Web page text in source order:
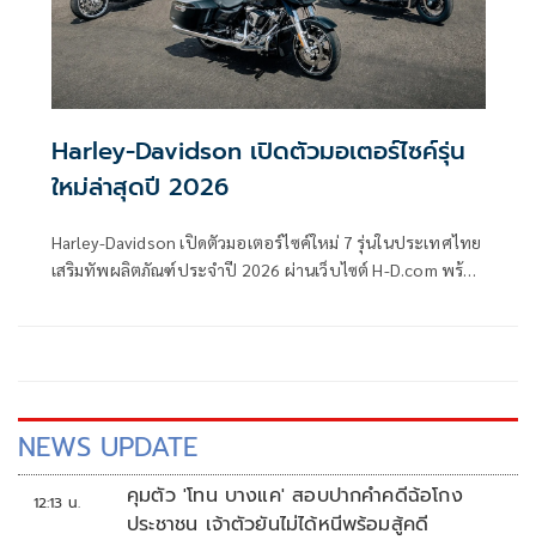
Harley-Davidson เปิดตัวมอเตอร์ไซค์รุ่น
ใหม่ล่าสุดปี 2026
Harley-Davidson เปิดตัวมอเตอร์ไซค์ใหม่ 7 รุ่นในประเทศไทย
เสริมทัพผลิตภัณฑ์ประจำปี 2026 ผ่านเว็บไซต์ H-D.com พร้อม
NEWS UPDATE
12:13 น.
คุมตัว 'โทน บางแค' สอบปากคำคดีฉ้อโกง
ประชาชน เจ้าตัวยันไม่ได้หนีพร้อมสู้คดี